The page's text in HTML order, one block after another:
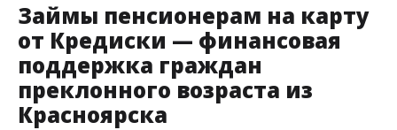
Займы пенсионерам на карту
от Кредиски — финансовая
поддержка граждан
преклонного возраста из
Красноярска